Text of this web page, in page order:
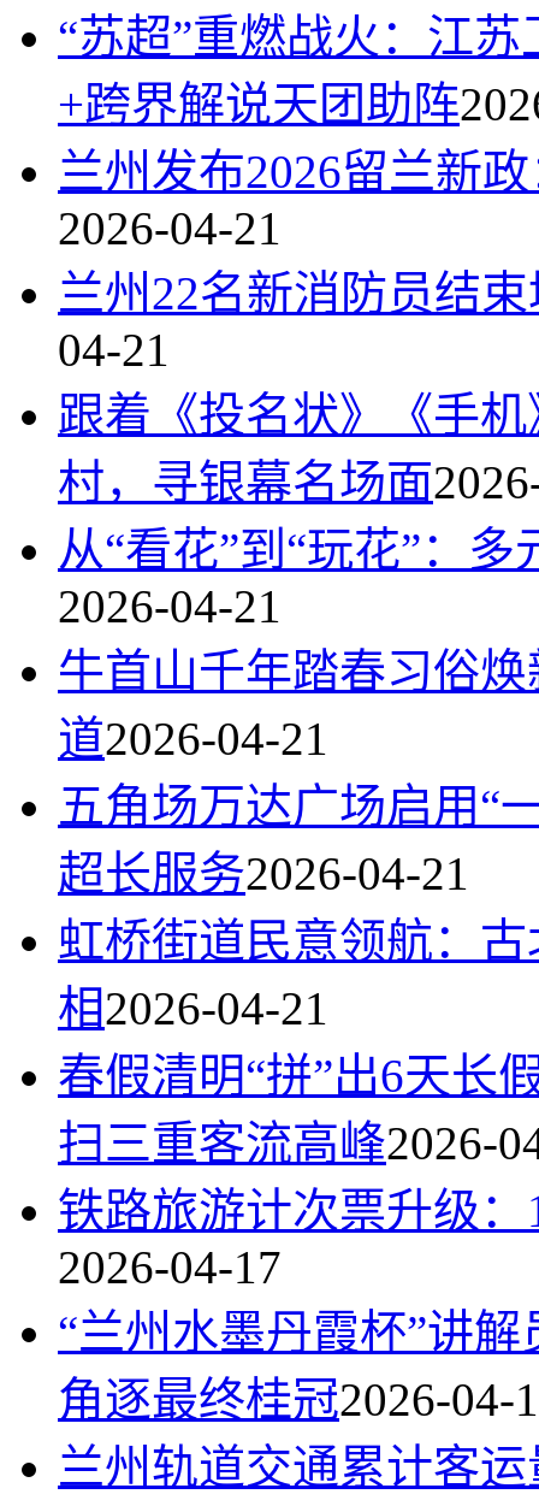
“苏超”重燃战火：江
+跨界解说天团助阵
兰州发布2026留兰新
2026-04-21
兰州22名新消防员结
04-21
跟着《投名状》《手
村，寻银幕名场面
从“看花”到“玩花”：
2026-04-21
牛首山千年踏春习俗
道2026-04-21
五角场万达广场启用“
超长服务2026-04-21
虹桥街道民意领航：
相2026-04-21
春假清明“拼”出6天长
扫三重客流高峰2026-
铁路旅游计次票升级
2026-04-17
“兰州水墨丹霞杯”讲
角逐最终桂冠2026-04-
兰州轨道交通累计客